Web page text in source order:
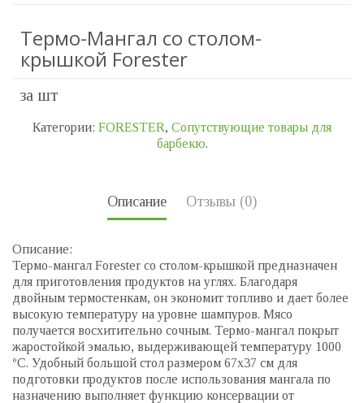
Термо-Мангал со столом-
крышкой Forester
за шт
Категории: FORESTER, Сопутствующие товары для
барбекю.
Описание Отзывы (0)
Описание:
Термо-мангал Forester со столом-крышкой предназначен
для приготовления продуктов на углях. Благодаря
двойным термостенкам, он экономит топливо и дает более
высокую температуру на уровне шампуров. Мясо
получается восхитительно сочным. Термо-мангал покрыт
жаростойкой эмалью, выдерживающей температуру 1000
ºC. Удобный большой стол размером 67х37 см для
подготовки продуктов после использования мангала по
назначению выполняет функцию консервации от